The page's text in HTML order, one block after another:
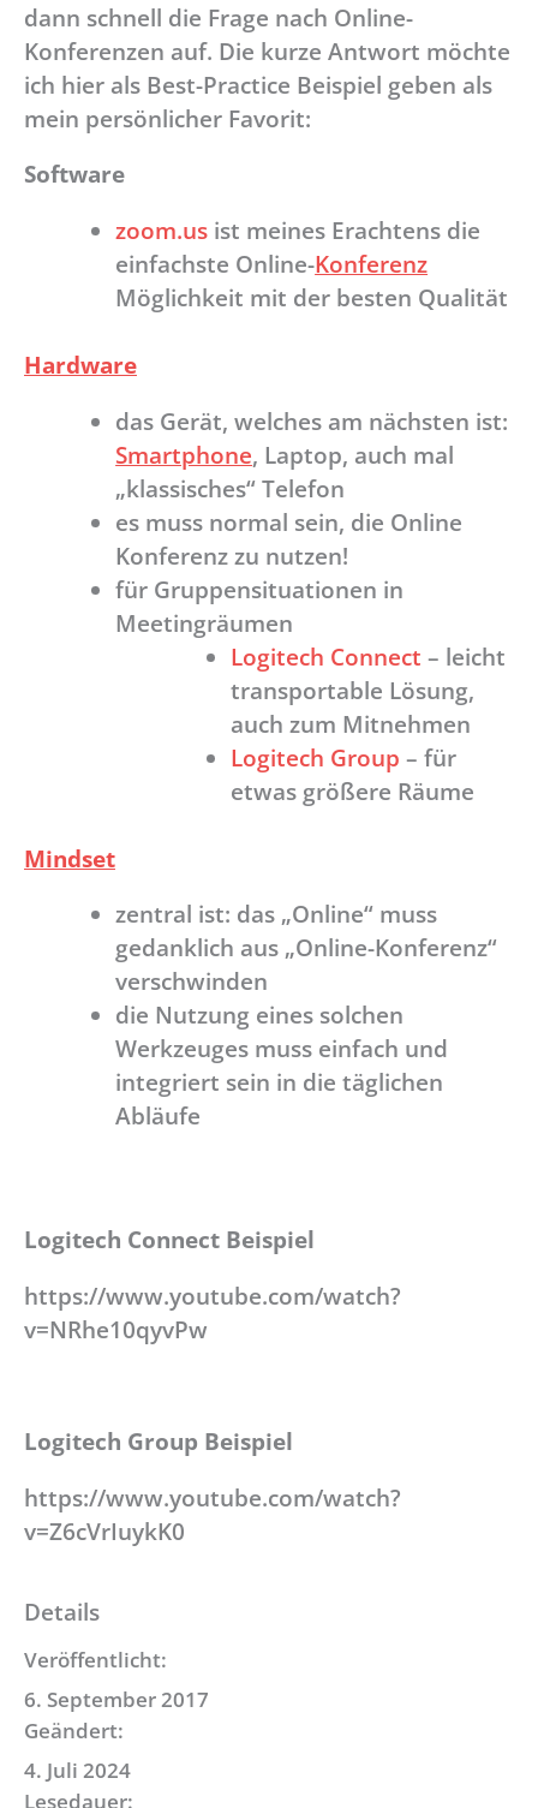
dann schnell die Frage nach Online-
Konferenzen auf. Die kurze Antwort möchte
ich hier als Best-Practice Beispiel geben als
mein persönlicher Favorit:
Software
zoom.us ist meines Erachtens die
einfachste Online-Konferenz
Möglichkeit mit der besten Qualität
Hardware
das Gerät, welches am nächsten ist:
Smartphone, Laptop, auch mal
„klassisches“ Telefon
es muss normal sein, die Online
Konferenz zu nutzen!
für Gruppensituationen in
Meetingräumen
Logitech Connect – leicht
transportable Lösung,
auch zum Mitnehmen
Logitech Group – für
etwas größere Räume
Mindset
zentral ist: das „Online“ muss
gedanklich aus „Online-Konferenz“
verschwinden
die Nutzung eines solchen
Werkzeuges muss einfach und
integriert sein in die täglichen
Abläufe
Logitech Connect Beispiel
https://www.youtube.com/watch?
v=NRhe10qyvPw
Logitech Group Beispiel
https://www.youtube.com/watch?
v=Z6cVrIuykK0
Details
Veröffentlicht:
6. September 2017
Geändert:
4. Juli 2024
Lesedauer: